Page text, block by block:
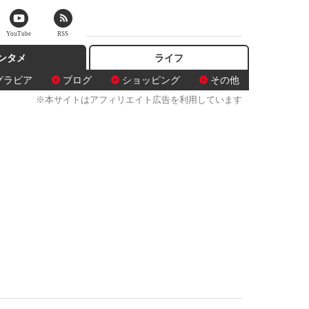
タメ
ラビア ブログ ショッピング その他
ライフ
※本サイトはアフィリエイト広告を利用しています
YouTube RSS